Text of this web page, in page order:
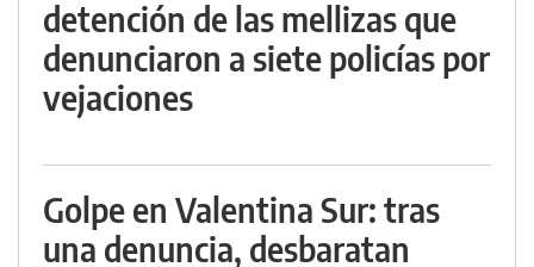
detención de las mellizas que
denunciaron a siete policías por
vejaciones
Golpe en Valentina Sur: tras
una denuncia, desbaratan